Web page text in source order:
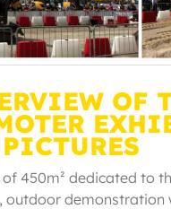
OF
450m² dedicated to
outdoor demonstration